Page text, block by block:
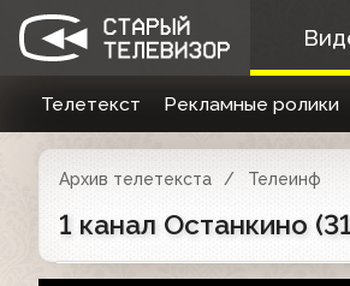
Телетекст Рекламные ролики
Архив телетекста Телеинф
1 канал Останкино